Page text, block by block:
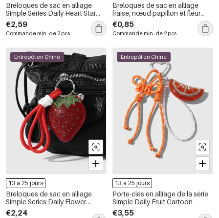
Breloques de sac en alliage
Simple Series Daily Heart Star
Chain
€2,59
Commande min. de 2 pcs
Breloques de sac en alliage
fraise, nœud papillon et fleur
douce, série simple
€0,85
Commande min. de 2 pcs
Entrepôt en Chine
13 à 25 jours
Breloques de sac en alliage
Simple Series Daily Flower
Animal Fruit Strawberry
€2,24
Entrepôt en Chine
13 à 25 jours
Porte-clés en alliage de la série
Simple Daily Fruit Cartoon
€3,55